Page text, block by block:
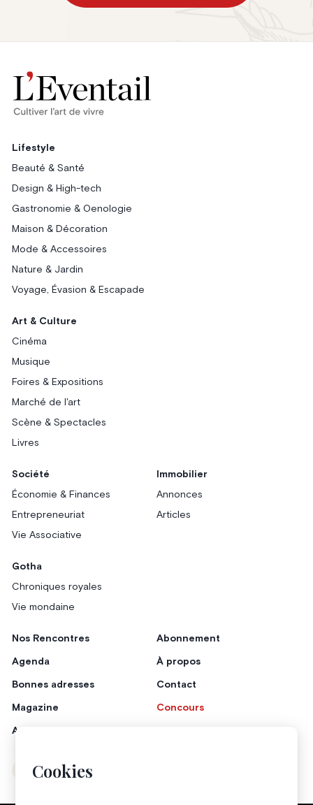
Cookies
Lifestyle
Beauté & Santé
Design & High-tech
Gastronomie & Oenologie
Maison & Décoration
Mode & Accessoires
Nature & Jardin
Voyage, Évasion & Escapade
Art & Culture
Cinéma
Musique
Foires & Expositions
Marché de l'art
Scène & Spectacles
Livres
Société
Économie & Finances
Entrepreneuriat
Vie Associative
Immobilier
Annonces
Articles
Gotha
Chroniques royales
Vie mondaine
Nos Rencontres
Agenda
Bonnes adresses
Magazine
Annonceurs
Abonnement
À propos
Contact
Concours
Instagram